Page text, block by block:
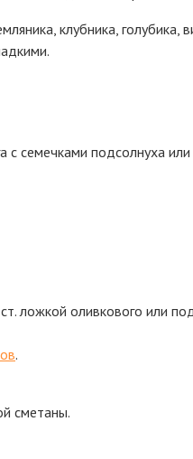
клубника,
с семечками подсолнуха или
ложкой оливкового или
.
сметаны.